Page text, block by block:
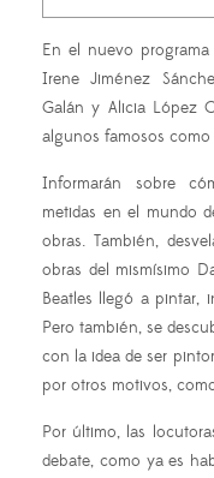
En el nuevo programa
Irene Jiménez
Galán y Alicia López
algunos famosos
Informarán sobre
metidas en el mundo
obras. También,
obras del mismísimo
Beatles llegó a pintar,
Pero también, se
con la idea de ser
por otros motivos,
Por último, las
debate, como ya es